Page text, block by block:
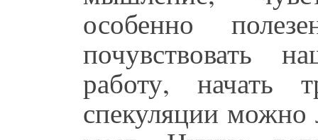
особенно
почувствовать
работу, начать
спекуляции